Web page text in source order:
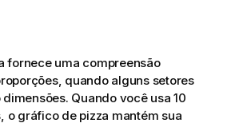
fornece uma compreensão
quando alguns setores
Quando você usa 10
o gráfico de pizza mantém sua